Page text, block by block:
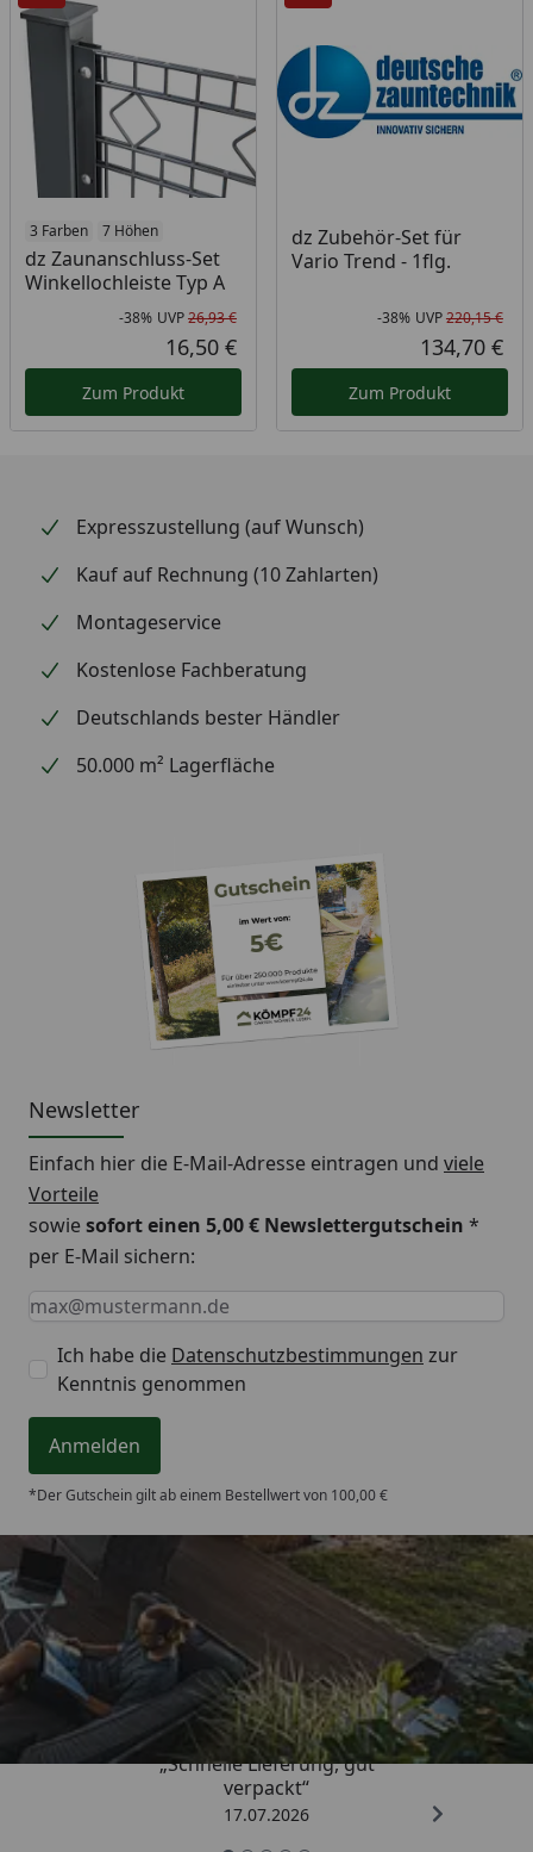
3 Farben 7 Höhen
dz Zaunanschluss-Set
Winkellochleiste Typ A
Rabatt in Prozent
-38%
Ursprünglicher Preis
UVP26,93 €
Aktueller Preis
16,50 €
Zum Produkt
dz Zubehör-Set für
Vario Trend - 1flg.
-38% UVP220,15 €
134,70 €
Zum Produkt
Expresszustellung (auf Wunsch)
Kauf auf Rechnung (10 Zahlarten)
Montageservice
Kostenlose Fachberatung
Deutschlands bester Händler
50.000 m² Lagerfläche
Newsletter
Einfach hier die E-Mail-Adresse eintragen und viele
Vorteile
sowiesofort einen 5,00 € Newslettergutschein *
per E-Mail sichern:
Keine Eingabe erforderlich
Eingabe erforderlich
E-Mail *
Ich habe die Datenschutzbestimmungen zur
Kenntnis genommen
Anmelden
*Der Gutschein gilt ab einem Bestellwert von 100,00 €
Trusted Shops
4,65/ 5
„Schnelle Lieferung, gut
verpackt“
17.07.2026